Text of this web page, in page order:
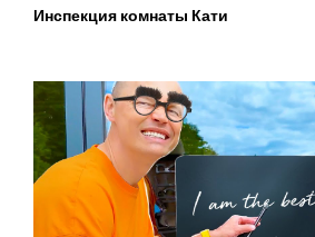
Инспекция комнаты Кати